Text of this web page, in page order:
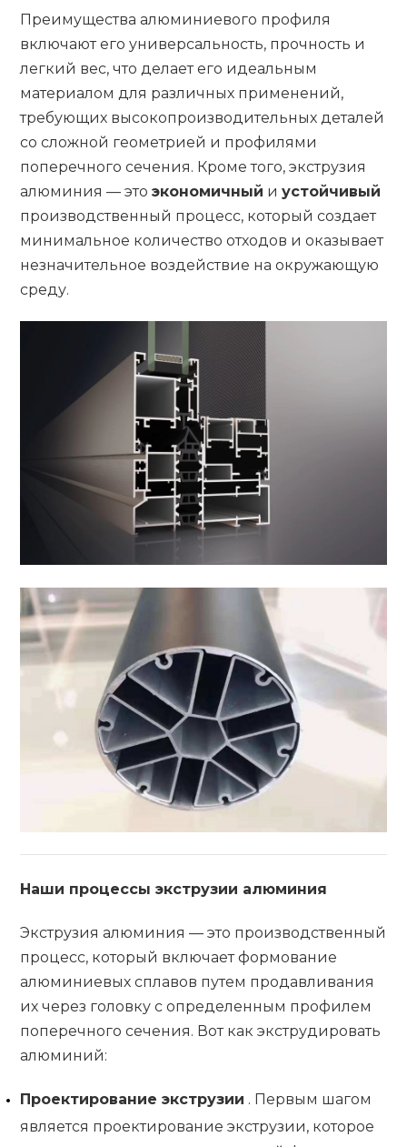
Преимущества алюминиевого профиля
включают его универсальность, прочность и
легкий вес, что делает его идеальным
материалом для различных применений,
требующих высокопроизводительных деталей
со сложной геометрией и профилями
поперечного сечения. Кроме того, экструзия
алюминия — этоэкономичный иустойчивый
производственный процесс, который создает
минимальное количество отходов и оказывает
незначительное воздействие на окружающую
среду.
Наши процессы экструзии алюминия
Экструзия алюминия — это производственный
процесс, который включает формование
алюминиевых сплавов путем продавливания
их через головку с определенным профилем
поперечного сечения. Вот как экструдировать
алюминий:
Проектирование экструзии . Первым шагом
является проектирование экструзии, которое